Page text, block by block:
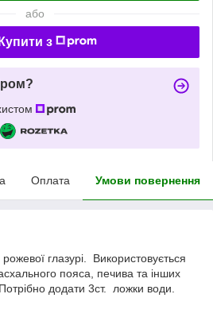
або
Купити з
Оплата Умови повернення
глазурі. Використовується
пояса, печива та інших
додати 3ст. ложки води.